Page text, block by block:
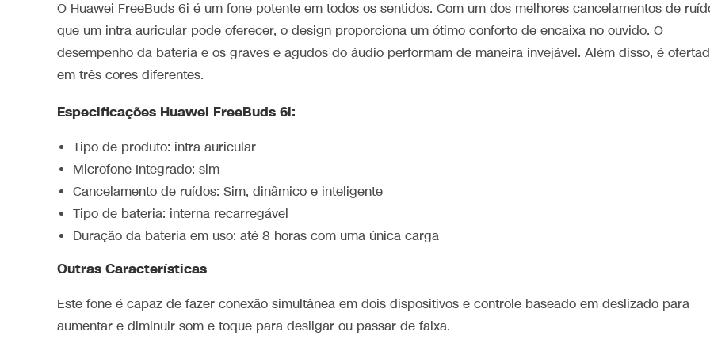
O Huawei FreeBuds 6i é um fone potente em todos os sentidos. Com um dos melhores cancelamentos de
que um intra auricular pode oferecer, o design proporciona um ótimo conforto de encaixa no ouvido. O
desempenho da bateria e os graves e agudos do áudio performam de maneira invejável. Além disso, é
em três cores diferentes.
Especificações Huawei FreeBuds 6i:
Tipo de produto: intra auricular
Microfone Integrado: sim
Cancelamento de ruídos: Sim, dinâmico e inteligente
Tipo de bateria: interna recarregável
Duração da bateria em uso: até 8 horas com uma única carga
Outras Características
Este fone é capaz de fazer conexão simultânea em dois dispositivos e controle baseado em deslizado para
aumentar e diminuir som e toque para desligar ou passar de faixa.